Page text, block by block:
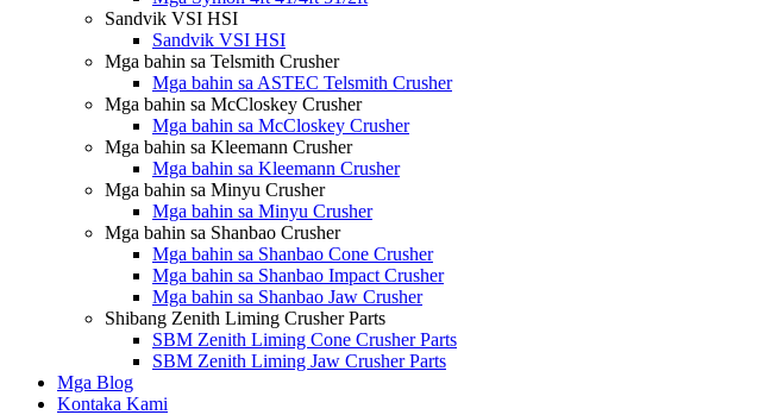
Sandvik VSI HSI
Sandvik VSI HSI
Mga bahin sa Telsmith Crusher
Mga bahin sa ASTEC Telsmith Crusher
Mga bahin sa McCloskey Crusher
Mga bahin sa McCloskey Crusher
Mga bahin sa Kleemann Crusher
Mga bahin sa Kleemann Crusher
Mga bahin sa Minyu Crusher
Mga bahin sa Minyu Crusher
Mga bahin sa Shanbao Crusher
Mga bahin sa Shanbao Cone Crusher
Mga bahin sa Shanbao Impact Crusher
Mga bahin sa Shanbao Jaw Crusher
Shibang Zenith Liming Crusher Parts
SBM Zenith Liming Cone Crusher Parts
SBM Zenith Liming Jaw Crusher Parts
Mga Blog
Kontaka Kami